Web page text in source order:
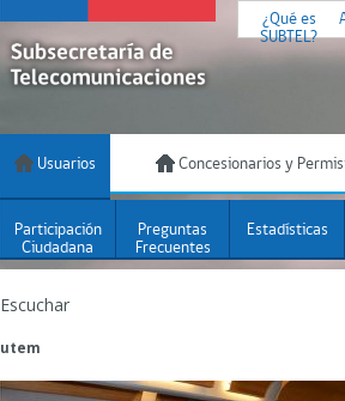
¿Qué es
SUBTEL?
Usuarios Concesionarios y
Participación
Ciudadana
Preguntas
Frecuentes
Estadísticas
Escuchar
utem